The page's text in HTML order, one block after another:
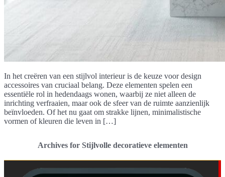
In het creëren van een stijlvol interieur is de keuze voor design
accessoires van cruciaal belang. Deze elementen spelen een
essentiële rol in hedendaags wonen, waarbij ze niet alleen de
inrichting verfraaien, maar ook de sfeer van de ruimte aanzienlijk
beïnvloeden. Of het nu gaat om strakke lijnen, minimalistische
vormen of kleuren die leven in […]
Archives for Stijlvolle decoratieve elementen